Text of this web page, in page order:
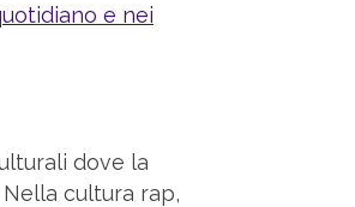
e nei
dove la
cultura rap,